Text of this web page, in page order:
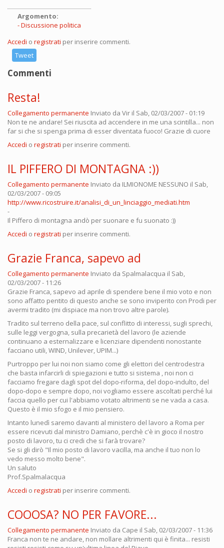
Argomento:
Discussione politica
Accedi o registrati per inserire commenti.
Tweet
Commenti
Resta!
Collegamento permanente Inviato da Vir il Sab, 02/03/2007 - 01:19
Non te ne andare! Sei riuscita ad accendere in me una scintilla... non
far si che si spenga prima di esser diventata fuoco! Grazie di cuore
Accedi o registrati per inserire commenti.
IL PIFFERO DI MONTAGNA :))
Collegamento permanente Inviato da ILMIONOME NESSUNO il Sab,
02/03/2007 - 09:05
http://www.ricostruire.it/analisi_di_un_linciaggio_mediati.htm
-
Il Piffero di montagna andò per suonare e fu suonato :))
Accedi o registrati per inserire commenti.
Grazie Franca, sapevo ad
Collegamento permanente Inviato da Spalmalacqua il Sab,
02/03/2007 - 11:26
Grazie Franca, sapevo ad aprile di spendere bene il mio voto e non
sono affatto pentito di questo anche se sono inviperito con Prodi per
avermi tradito (mi dispiace ma non trovo altre parole).
Tradito sul terreno della pace, sul conflitto di interessi, sugli sprechi,
sulle leggi vergogna, sulla precarietà del lavoro (le aziende
continuano a esternalizzare e licenziare dipendenti nonostante
facciano utili, WIND, Unilever, UPIM...)
Purtroppo per lui noi non siamo come gli elettori del centrodestra
che basta infarcirli di spiegazioni e tutto si sistema , noi non ci
facciamo fregare dagli spot del dopo-riforma, del dopo-indulto, del
dopo-dopo e sempre dopo, noi vogliamo essere ascoltati perché lui
faccia quello per cui l'abbiamo votato altrimenti se ne vada a casa.
Questo è il mio sfogo e il mio pensiero.
Intanto lunedì saremo davanti al ministero del lavoro a Roma per
essere ricevuti dal ministro Damiano, perchè c'è in gioco il nostro
posto di lavoro, tu ci credi che si farà trovare?
Se si gli dirò "Il mio posto di lavoro vacilla, ma anche il tuo non lo
vedo messo molto bene".
Un saluto
Prof.Spalmalacqua
Accedi o registrati per inserire commenti.
COOOSA? NO PER FAVORE...
Collegamento permanente Inviato da Cape il Sab, 02/03/2007 - 11:36
Franca non te ne andare, non mollare altrimenti qui è finita... resisti